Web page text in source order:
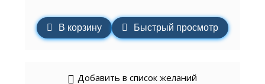
В корзину Быстрый просмотр
Добавить в список желаний